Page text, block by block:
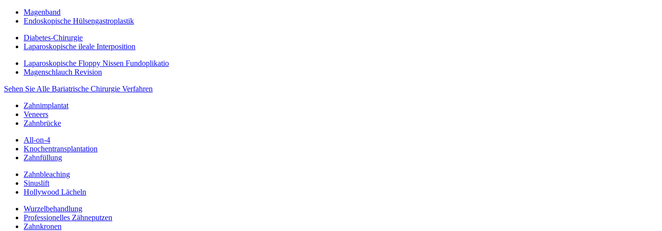
Magenband
Endoskopische Hülsengastroplastik
Diabetes-Chirurgie
Laparoskopische ileale Interposition
Laparoskopische Floppy Nissen Fundoplikatio
Magenschlauch Revision
Sehen Sie Alle Bariatrische Chirurgie Verfahren
Zahnimplantat
Veneers
Zahnbrücke
All-on-4
Knochentransplantation
Zahnfüllung
Zahnbleaching
Sinuslift
Hollywood Lächeln
Wurzelbehandlung
Professionelles Zähneputzen
Zahnkronen